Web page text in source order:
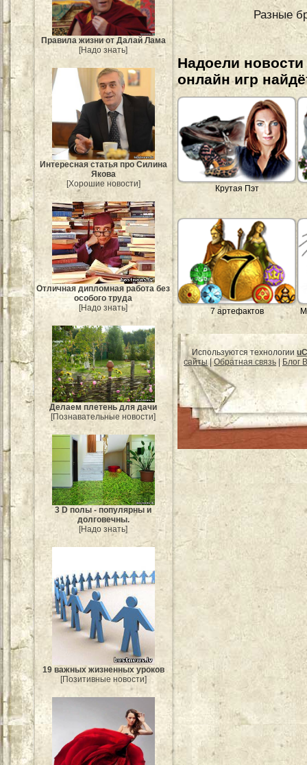
Правила жизни от Далай Лама
[Надо знать]
Интересная статья про Силина
Якова
[Хорошие новости]
Отличная дипломная работа без
особого труда
[Надо знать]
Делаем плетень для дачи
[Познавательные новости]
3 D полы - популярны и
долговечны.
[Надо знать]
19 важных жизненных уроков
[Позитивные новости]
Разные
Надоели
онлайн игр
Крутая Пэт
7 артефактов
Используются технологии
сайты|Обратная связь Блог